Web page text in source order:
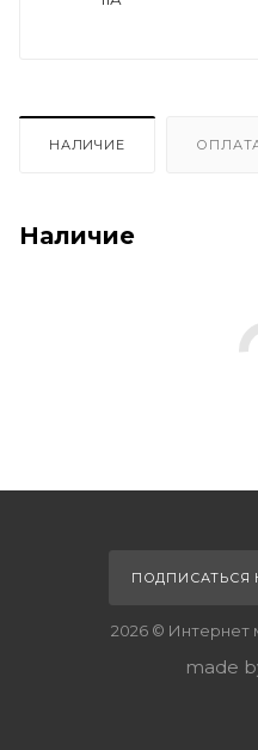
НАЛИЧИЕ
Наличие
ПОДПИСАТЬСЯ
2026 © Интернет
made